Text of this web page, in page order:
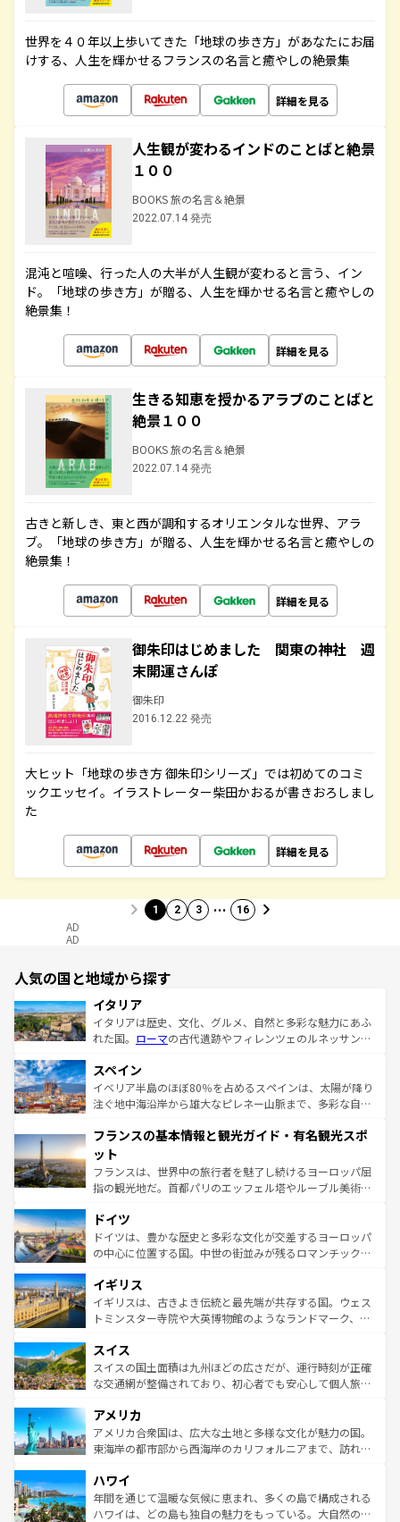
世界を４０年以上歩いてきた「地球の歩き方」があなたにお届
けする、人生を輝かせるフランスの名言と癒やしの絶景集
詳細を見る
人生観が変わるインドのことばと絶景
１００
BOOKS 旅の名言＆絶景
2022.07.14 発売
混沌と喧噪、行った人の大半が人生観が変わると言う、イン
ド。「地球の歩き方」が贈る、人生を輝かせる名言と癒やしの
絶景集！
詳細を見る
生きる知恵を授かるアラブのことばと
絶景１００
BOOKS 旅の名言＆絶景
2022.07.14 発売
古きと新しき、東と西が調和するオリエンタルな世界、アラ
ブ。「地球の歩き方」が贈る、人生を輝かせる名言と癒やしの
絶景集！
詳細を見る
御朱印はじめました 関東の神社 週
末開運さんぽ
御朱印
2016.12.22 発売
大ヒット「地球の歩き方 御朱印シリーズ」では初めてのコミ
ックエッセイ。イラストレーター柴田かおるが書きおろしまし
た
詳細を見る
1 2 3 … 16
AD
AD
人気の国と地域から探す
イタリア
イタリアは歴史、文化、グルメ、自然と多彩な魅力にあふ
れた国。 ローマの古代遺跡やフィレンツェのルネッサンス
ろん、トスカーナの美しい田園風景やアマルフィ海岸の絶
景など、自然景観も見逃せない。観光の合間には、本場の
ピザやパスタなど、絶品のイタリア料理を堪能することも
ませてくれるイタリアで、忘れられない旅をしてみよう！
なお、新着のイタリア情報は
しい。
スペイン
イベリア半島のほぼ80％を占めるスペインは、太陽が降り
注ぐ地中海沿岸から雄大なピレネー山脈まで、多彩な自然
文化が根付くこの国では、情熱的なフラメンコ、熱気あふ
れる闘牛、そして美味しいタパスが生活の一部となってい
る。首都マドリードの洗練された雰囲気や、バルセロナの
アートに溢れた街角から、地方では古代ローマ遺跡や中世
せる。地方によって風土や気候が異なるスペインはその個
性で訪れる人を魅了する。 なお、新着のスペイン情報は コ
ンテンツ一覧を参照してほしい。
フランスの基本情報と観光ガイド・有名観光スポ
ット
フランスは、世界中の旅行者を魅了し続けるヨーロッパ屈
指の観光地だ。首都パリのエッフェル塔やルーブル美術館
で、幅広い魅力が詰まっている。華麗な宮殿、歴史的な大
聖堂、美しいビーチ、そして豊かな自然が、訪れる者を心
から魅了する。また、フランスは美食の国としても知ら
いる。シャンパンの発祥地であるランス、プロヴァンスの
香り高いラベンダー畑など、多彩な楽しみ方が可能だ。さ
らに、パリ以外の地域にも魅力が溢れており、どの街角に
れる地方に足を運ぶとそれぞれで全く異なる文化を体験で
きるだろう。 なお、新着のフランス情報はコンテンツ一覧
を参照してほしい。
ドイツ
ドイツは、豊かな歴史と多彩な文化が交差するヨーロッパ
の中心に位置する国。中世の街並みが残るロマンチック街
顔を持つこの国は、どこを歩いても飽きることがない。ベ
ルリンの文化的活気、バイエルン州のアルプスの絶景、そ
してライン川沿いのワイン畑といった風景は必見。ビール
は、お酒好きな人にはぜひ体験してほしい。 なお、新着の
ドイツ情報はコンテンツ一覧を参照してほしい。
イギリス
イギリスは、古きよき伝統と最先端が共存する国。ウェス
トミンスター寺院や大英博物館のようなランドマーク、歴
リアごとに異なる魅力がある。また、優雅なアフタヌーン
ティー、ビール好きにはたまらない英国パブ、サッカー観
戦など、本場だからこそできる体験も豊富。イギリスを旅
ンツ一覧を参照してほしい。
スイス
スイスの国土面積は九州ほどの広さだが、運行時刻が正確
な交通網が整備されており、初心者でも安心して個人旅行
の建物がそのまま残る町や、スイスならではのユニークな
博物館もあり、アルプス観光だけでなく町歩きも満喫する
ことができる。国民の所得が高いため物価も高いが、旅行
ば市内交通費無料で観光を楽しむこともできる。 なお、新
着のスイス情報はコンテンツ一覧 を参照してほしい。
アメリカ
アメリカ合衆国は、広大な土地と多様な文化が魅力の国。
東海岸の都市部から西海岸のカリフォルニアまで、訪れる
のような巨大都市は、観光、ショッピング、エンターテイ
ンメントが詰まった刺激的なスポットだ。一方、アメリカ
西部には大自然が広がり、グランドキャニオンやイエロー
ハワイ
年間を通じて温暖な気候に恵まれ、多くの島で構成される
ハワイは、どの島も独自の魅力をもっている。大自然の神